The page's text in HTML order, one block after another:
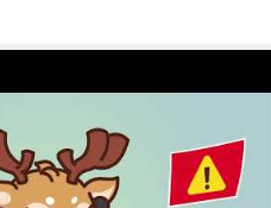
室與圖書館等處免費索取就業